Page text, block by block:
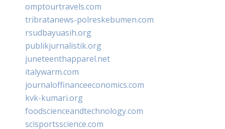
omptourtravels.com
tribratanews-polreskebumen.com
rsudbayuasih.org
publikjurnalistik.org
juneteenthapparel.net
italywarm.com
journaloffinanceeconomics.com
kvk-kumari.org
foodscienceandtechnology.com
scisportsscience.com